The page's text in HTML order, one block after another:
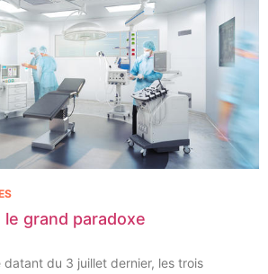
le grand paradoxe
datant du 3 juillet dernier, les trois